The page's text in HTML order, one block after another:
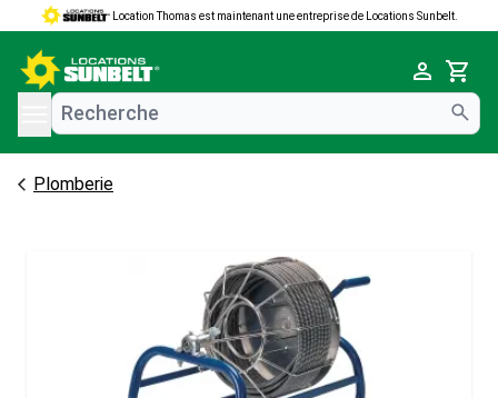
Location Thomas est maintenant une entreprise de Locations Sunbelt.
Cart
menu
Plomberie